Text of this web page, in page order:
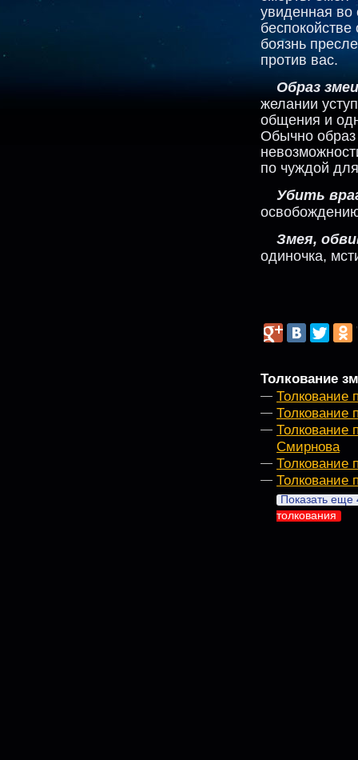
увиденная во
боязнь
против вас.
Образ змеи
желании
общения и
Обычно образ
по чуждой
Убить
Змея,
одиночка,
Толкование
Толкование
Толкование
Толкование
Смирнова
Толкование
Толкование
Показать еще
толкования